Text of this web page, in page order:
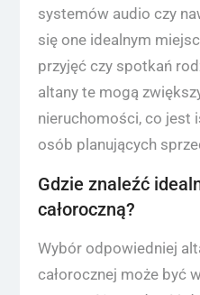
systemów audio czy
się one idealnym
przyjęć czy spotkań
altany te mogą
nieruchomości, co jest
osób planujących
Gdzie znaleźć
całoroczną?
Wybór odpowiedniej
całorocznej może być